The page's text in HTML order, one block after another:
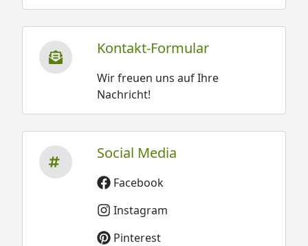
Kontakt-Formular
Wir freuen uns auf Ihre
Nachricht!
Social Media
Facebook
Instagram
Pinterest